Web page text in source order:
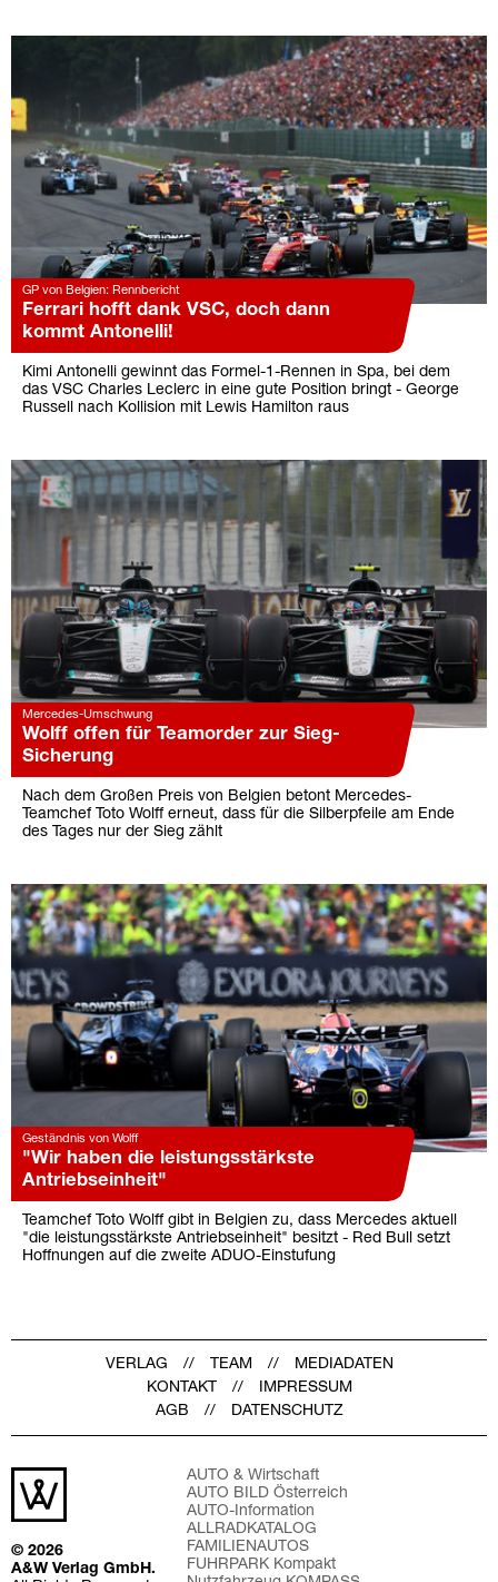
GP von Belgien: Rennbericht
Ferrari hofft dank VSC, doch dann
kommt Antonelli!
Kimi Antonelli gewinnt das Formel-1-Rennen in Spa, bei dem
das VSC Charles Leclerc in eine gute Position bringt - George
Russell nach Kollision mit Lewis Hamilton raus
Mercedes-Umschwung
Wolff offen für Teamorder zur Sieg-
Sicherung
Nach dem Großen Preis von Belgien betont Mercedes-
Teamchef Toto Wolff erneut, dass für die Silberpfeile am Ende
des Tages nur der Sieg zählt
Geständnis von Wolff
"Wir haben die leistungsstärkste
Antriebseinheit"
Teamchef Toto Wolff gibt in Belgien zu, dass Mercedes aktuell
"die leistungsstärkste Antriebseinheit" besitzt - Red Bull setzt
Hoffnungen auf die zweite ADUO-Einstufung
VERLAG TEAM
MEDIADATEN
KONTAKT
IMPRESSUM
AGB
DATENSCHUTZ
© 2026
A&W Verlag GmbH.
AUTO & Wirtschaft
AUTO BILD Österreich
AUTO-Information
ALLRADKATALOG
FAMILIENAUTOS
FUHRPARK Kompakt